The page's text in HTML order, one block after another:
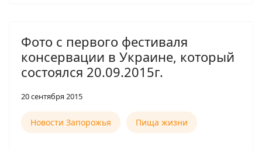
Фото с первого фестиваля
консервации в Украине, который
состоялся 20.09.2015г.
20 сентября 2015
Новости Запорожья Пища жизни